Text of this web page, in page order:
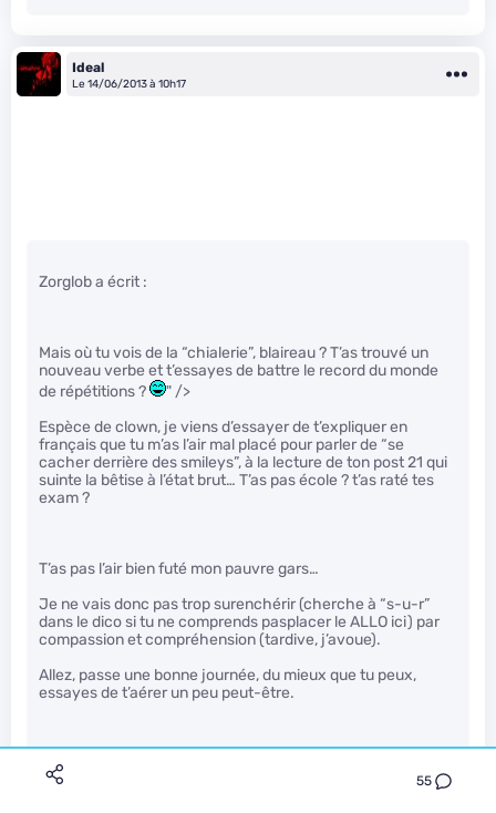
55
Ideal
Le 14/06/2013 à 10h17
Zorglob a écrit :
Mais où tu vois de la “chialerie”, blaireau ? T’as trouvé un
nouveau verbe et t’essayes de battre le record du monde
de répétitions ?
" />
Espèce de clown, je viens d’essayer de t’expliquer en
français que tu m’as l’air mal placé pour parler de “se
cacher derrière des smileys”, à la lecture de ton post 21 qui
suinte la bêtise à l’état brut… T’as pas école ? t’as raté tes
exam ?
T’as pas l’air bien futé mon pauvre gars…
Je ne vais donc pas trop surenchérir (cherche à “s-u-r”
dans le dico si tu ne comprends pasplacer le ALLO ici) par
compassion et compréhension (tardive, j’avoue).
Allez, passe une bonne journée, du mieux que tu peux,
essayes de t’aérer un peu peut-être.